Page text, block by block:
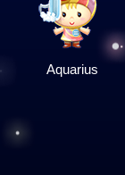
Aquarius